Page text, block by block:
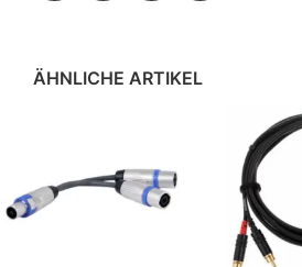
ÄHNLICHE ARTIKEL